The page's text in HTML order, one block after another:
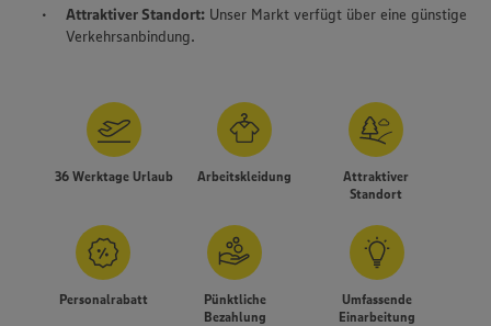
Attraktiver Standort: Unser Markt verfügt über eine günstige
Verkehrsanbindung.
36 Werktage Urlaub Arbeitskleidung
Attraktiver
Standort
Personalrabatt
Pünktliche
Bezahlung
Umfassende
Einarbeitung